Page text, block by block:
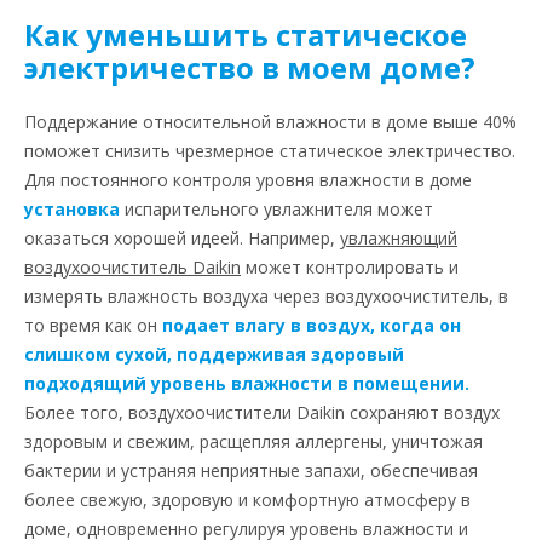
Как уменьшить статическое
электричество в моем доме?
Поддержание относительной влажности в доме выше 40%
поможет снизить чрезмерное статическое электричество.
Для постоянного контроля уровня влажности в доме
установка испарительного увлажнителя может
оказаться хорошей идеей. Например, увлажняющий
воздухоочиститель Daikin может контролировать и
измерять влажность воздуха через воздухоочиститель, в
то время как он подает влагу в воздух, когда он
слишком сухой, поддерживая здоровый
подходящий уровень влажности в помещении.
Более того, воздухоочистители Daikin сохраняют воздух
здоровым и свежим, расщепляя аллергены, уничтожая
бактерии и устраняя неприятные запахи, обеспечивая
более свежую, здоровую и комфортную атмосферу в
доме, одновременно регулируя уровень влажности и